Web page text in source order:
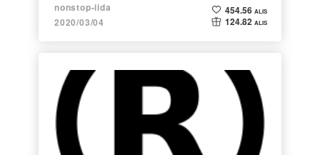
nonstop-iida
2020/03/04
454.56 ALIS
124.82 ALIS